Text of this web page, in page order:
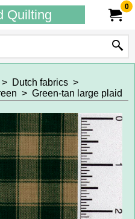
Quilting
0
> Dutch fabrics >
> Green-tan large plaid